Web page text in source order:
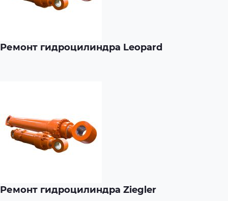
Ремонт гидроцилиндра Leopard
Ремонт гидроцилиндра Ziegler